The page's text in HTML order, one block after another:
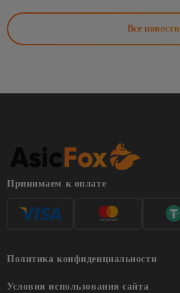
Все новости
Принимаем к оплате
Политика конфиденциальности
Условия использования сайта